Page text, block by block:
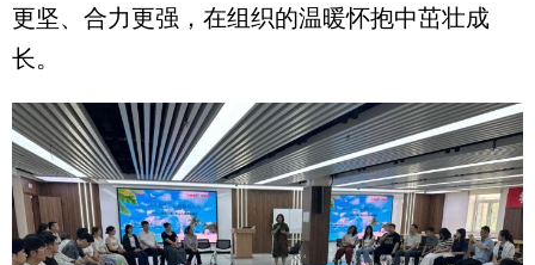
更坚、合力更强，在组织的温暖怀抱中茁壮成
长。